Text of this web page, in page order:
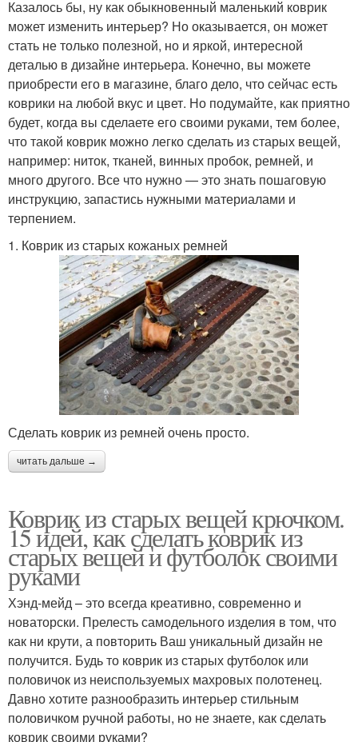
Казалось бы, ну как обыкновенный маленький коврик
может изменить интерьер? Но оказывается, он может
стать не только полезной, но и яркой, интересной
деталью в дизайне интерьера. Конечно, вы можете
приобрести его в магазине, благо дело, что сейчас есть
коврики на любой вкус и цвет. Но подумайте, как приятно
будет, когда вы сделаете его своими руками, тем более,
что такой коврик можно легко сделать из старых вещей,
например: ниток, тканей, винных пробок, ремней, и
много другого. Все что нужно — это знать пошаговую
инструкцию, запастись нужными материалами и
терпением.
1. Коврик из старых кожаных ремней
Сделать коврик из ремней очень просто.
читать дальше →
Коврик из старых вещей крючком.
15 идей, как сделать коврик из
старых вещей и футболок своими
руками
Хэнд-мейд – это всегда креативно, современно и
новаторски. Прелесть самодельного изделия в том, что
как ни крути, а повторить Ваш уникальный дизайн не
получится. Будь то коврик из старых футболок или
половичок из неиспользуемых махровых полотенец.
Давно хотите разнообразить интерьер стильным
половичком ручной работы, но не знаете, как сделать
коврик своими руками?